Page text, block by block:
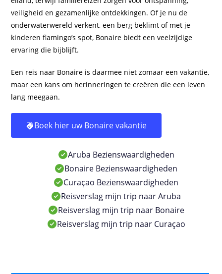
veiligheid en gezamenlijke ontdekkingen. Of je nu de
onderwaterwereld verkent, een berg beklimt of met je
kinderen flamingo’s spot, Bonaire biedt een veelzijdige
ervaring die bijblijft.
Een reis naar Bonaire is daarmee niet zomaar een vakantie,
maar een kans om herinneringen te creëren die een leven
lang meegaan.
Boek hier uw Bonaire vakantie
Aruba Bezienswaardigheden
Bonaire Bezienswaardigheden
Curaçao Bezienswaardigheden
Reisverslag mijn trip naar Aruba
Reisverslag mijn trip naar Bonaire
Reisverslag mijn trip naar Curaçao